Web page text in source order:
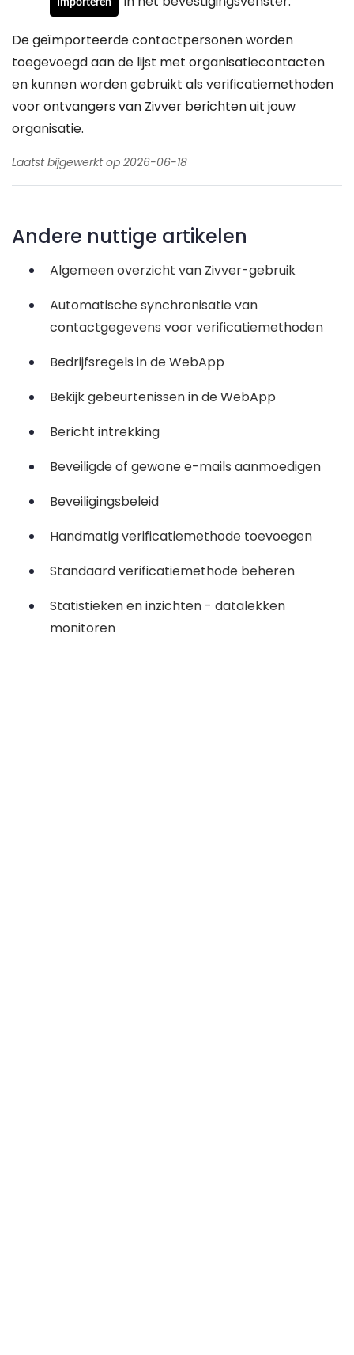
De geïmporteerde contactpersonen worden
toegevoegd aan de lijst met organisatiecontacten
en kunnen worden gebruikt als verificatiemethoden
voor ontvangers van Zivver berichten uit jouw
organisatie.
Laatst bijgewerkt op 2026-06-18
Andere nuttige artikelen
Algemeen overzicht van Zivver-gebruik
Automatische synchronisatie van
contactgegevens voor verificatiemethoden
Bedrijfsregels in de WebApp
Bekijk gebeurtenissen in de WebApp
Bericht intrekking
Beveiligde of gewone e-mails aanmoedigen
Beveiligingsbeleid
Handmatig verificatiemethode toevoegen
Standaard verificatiemethode beheren
Statistieken en inzichten - datalekken
monitoren